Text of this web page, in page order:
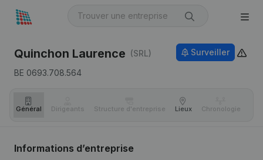
Quinchon Laurence (SRL)
BE 0693.708.564
Surveiller
Général Dirigeants Structure d'entreprise Lieux Chronologie
Informations d’entreprise